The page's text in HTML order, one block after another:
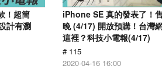
！超簡
計有瀏
​iPhone SE 真的發表了！
晚 (4/17) 開放預購！台灣
這裡？科技小電報(4/17)
# 115
2020-04-16 16:00